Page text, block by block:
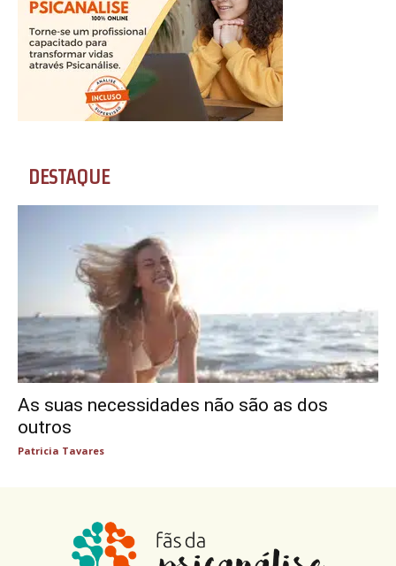
DESTAQUE
As suas necessidades não são as dos
outros
Patricia Tavares